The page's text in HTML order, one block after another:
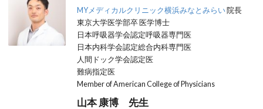
MYメディカルクリニック横浜みなとみらい院長
東京大学医学部卒 医学博士
日本呼吸器学会認定呼吸器専門医
日本内科学会認定総合内科専門医
人間ドック学会認定医
難病指定医
Member of American College of Physicians
山本 康博 先生